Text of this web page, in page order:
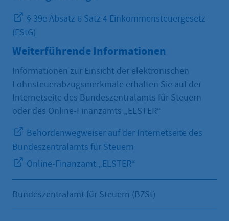
§ 39e Absatz 6 Satz 4 Einkommensteuergesetz
(EStG)
Weiterführende Informationen
Informationen zur Einsicht der elektronischen
Lohnsteuerabzugsmerkmale erhalten Sie auf der
Internetseite des Bundeszentralamts für Steuern
oder des Online-Finanzamts „ELSTER“
Behördenwegweiser auf der Internetseite des
Bundeszentralamts für Steuern
Online-Finanzamt „ELSTER“
Bundeszentralamt für Steuern (BZSt)